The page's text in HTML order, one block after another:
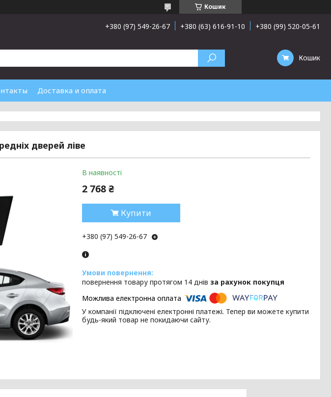
Кошик
+380 (97) 549-26-67 +380 (63) 616-91-10 +380 (99) 520-05-61
Кошик
Доставка и оплата
дверей ліве
В наявності
2 768 ₴
Купити
+380 (97) 549-26-67
повернення товару протягом 14 днів за рахунок покупця
У компанії підключені електронні платежі. Тепер ви можете купити
будь-який товар не покидаючи сайту.